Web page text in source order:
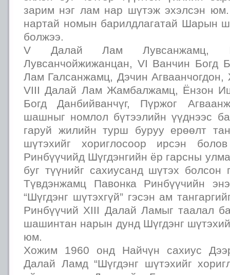
зарим нэг лам нар шүтэж эхэлсэн
нартай номын барилдлагатай Шарын
болжээ.
V Далай Лам Лувсанжамц,
Лувсанчойжижанцан, VI Ванчин Богд
Лам Галсанжамц, Дэчин
VIII Далай Лам Жамбалжамц, Ёнзон
Богд Данбийванчүг, Пүржог
шашныг номлол бүтээлийн үүднээс
гаруй жилийн турш буруу ерөөлт
шүтэхийг хориглосоор ирсэн
Ринбүүчийд Шүгдэнгийн ёр гарсны
буг түүнийг сахиусанд шүтэх болсон
Түвдэнжамц Павонка Ринбүүчийн
“Шүгдэнг шүтэхгүй” гэсэн ам
Ринбүүчий XIII Далай Ламыг таалал
шашинтан нарын дунд Шүгдэнг
юм.
Хожим 1960 онд Найчүн сахиус
Далай Ламд “Шүгдэнг шүтэхийг